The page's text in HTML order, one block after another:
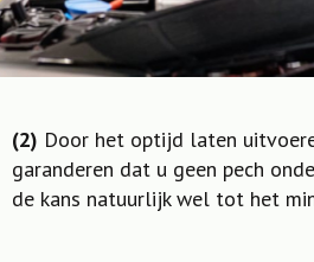
(2) Door het optijd laten
garanderen dat u geen pech
de kans natuurlijk wel tot het